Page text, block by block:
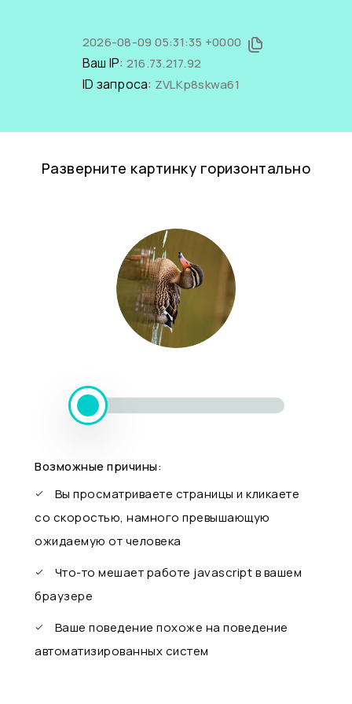
2026-08-09 05:31:35 +0000
Ваш IP: 216.73.217.92
ID запроса: ZVLKp8skwa61
Разверните картинку горизонтально
Возможные причины:
Вы просматриваете страницы и кликаете
со скоростью, намного превышающую
ожидаемую от человека
Что-то мешает работе javascript в вашем
браузере
Ваше поведение похоже на поведение
автоматизированных систем